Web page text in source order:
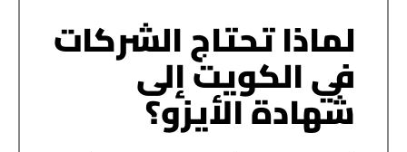
لماذا تحتاج الشركات
في الكويت إلى
شهادة الأيزو؟